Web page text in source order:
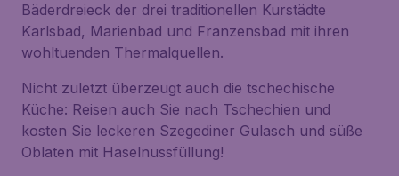
Bäderdreieck der drei traditionellen Kurstädte
Karlsbad, Marienbad und Franzensbad mit ihren
wohltuenden Thermalquellen.
Nicht zuletzt überzeugt auch die tschechische
Küche: Reisen auch Sie nach Tschechien und
kosten Sie leckeren Szegediner Gulasch und süße
Oblaten mit Haselnussfüllung!